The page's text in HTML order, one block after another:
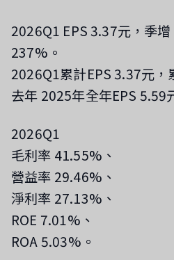
2026Q1 EPS 3.37元，季
237%。
2026Q1累計EPS 3.37元，
去年 2025年全年EPS 5.59
2026Q1
毛利率 41.55%、
營益率 29.46%、
淨利率 27.13%、
ROE 7.01%、
ROA 5.03%。